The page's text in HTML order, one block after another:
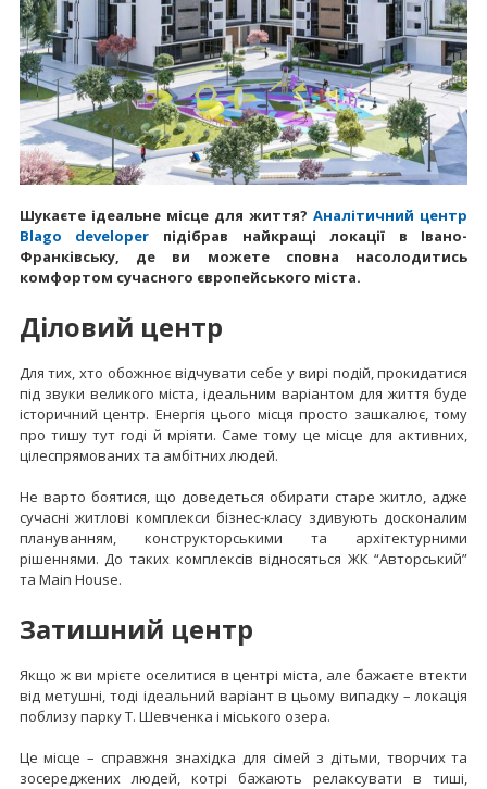
Шукаєте ідеальне місце для життя?Аналітичний центр
Blago developer підібрав найкращі локації в Івано-
Франківську, де ви можете сповна насолодитись
комфортом сучасного європейського міста.
Діловий центр
Для тих, хто обожнює відчувати себе у вирі подій, прокидатися
під звуки великого міста, ідеальним варіантом для життя буде
історичний центр. Енергія цього місця просто зашкалює, тому
про тишу тут годі й мріяти. Саме тому це місце для активних,
цілеспрямованих та амбітних людей.
Не варто боятися, що доведеться обирати старе житло, адже
сучасні житлові комплекси бізнес-класу здивують досконалим
плануванням, конструкторськими та архітектурними
рішеннями. До таких комплексів відносяться ЖК “Авторський”
та Main House.
Затишний центр
Якщо ж ви мрієте оселитися в центрі міста, але бажаєте втекти
від метушні, тоді ідеальний варіант в цьому випадку – локація
поблизу парку Т. Шевченка і міського озера.
Це місце – справжня знахідка для сімей з дітьми, творчих та
зосереджених людей, котрі бажають релаксувати в тиші,